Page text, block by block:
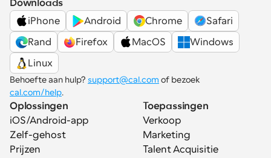
Downloads
iPhone
Android Chrome
Safari
Rand
Firefox MacOS
Windows
Linux
Behoefte aan hulp? support@cal.com
cal.com/help.
Oplossingen
iOS/Android-app
Zelf-gehost
Prijzen
Toepassingen
Verkoop
Marketing
Talent Acquisitie